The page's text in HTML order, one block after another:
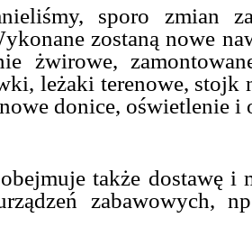
sporo zmian
ykonane zostaną nowe
żwirowe,
leżaki terenowe, stojk
donice, oświetlenie i
także dostawę i
zabawowych,